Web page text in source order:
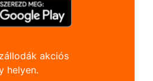
akciós
helyen.